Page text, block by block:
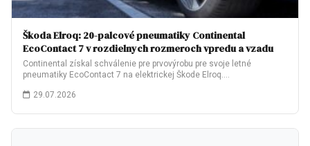
Škoda Elroq: 20-palcové pneumatiky Continental
EcoContact 7 v rozdielnych rozmeroch vpredu a vzadu
Continental získal schválenie pre prvovýrobu pre svoje letné
pneumatiky EcoContact 7 na elektrickej Škode Elroq.…
29.07.2026